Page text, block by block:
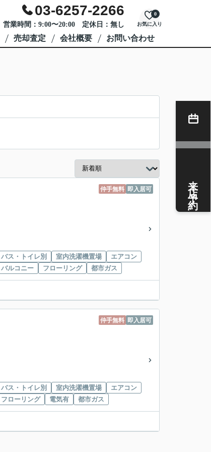
03-6257-2266
営業時間：9:00〜20:00 定休日：無し お気に入り
0
売却査定 会社概要 お問い合わせ
仲手無料 即入居可
バス・トイレ別 室内洗濯機置場
エアコン
バルコニー
フローリング 都市ガス
仲手無料 即入居可
バス・トイレ別 室内洗濯機置場
エアコン
フローリング
電気有 都市ガス
来店予約